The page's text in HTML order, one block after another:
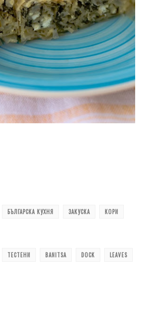
БЪЛГАРСКА КУХНЯ ЗАКУСКА КОРИ
ТЕСТЕНИ BANITSA DOCK LEAVES